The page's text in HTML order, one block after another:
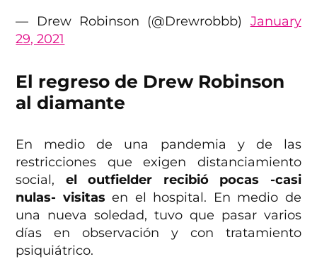
— Drew Robinson (@Drewrobbb) January
29, 2021
El regreso de Drew Robinson
al diamante
En medio de una pandemia y de las
restricciones que exigen distanciamiento
social, el outfielder recibió pocas -casi
nulas- visitas en el hospital. En medio de
una nueva soledad, tuvo que pasar varios
días en observación y con tratamiento
psiquiátrico.